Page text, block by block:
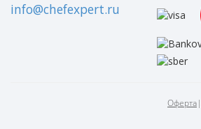
info@chefexpert.ru
Оферта|